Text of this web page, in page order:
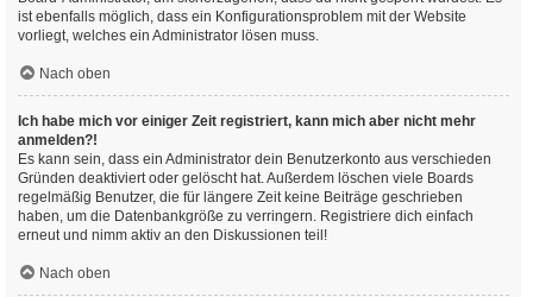
ist ebenfalls möglich, dass ein Konfigurationsproblem mit der Website
vorliegt, welches ein Administrator lösen muss.
Nach oben
Ich habe mich vor einiger Zeit registriert, kann mich aber nicht mehr
anmelden?!
Es kann sein, dass ein Administrator dein Benutzerkonto aus verschieden
Gründen deaktiviert oder gelöscht hat. Außerdem löschen viele Boards
regelmäßig Benutzer, die für längere Zeit keine Beiträge geschrieben
haben, um die Datenbankgröße zu verringern. Registriere dich einfach
erneut und nimm aktiv an den Diskussionen teil!
Nach oben